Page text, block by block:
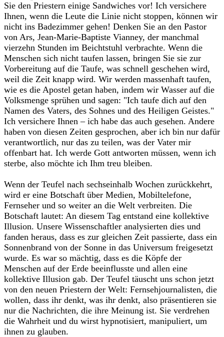
Sie den Priestern einige Sandwiches vor! Ich versichere
Ihnen, wenn die Leute die Linie nicht stoppen, können wir
nicht ins Badezimmer gehen! Denken Sie an den Pastor
von Ars, Jean-Marie-Baptiste Vianney, der manchmal
vierzehn Stunden im Beichtstuhl verbrachte. Wenn die
Menschen sich nicht taufen lassen, bringen Sie sie zur
Vorbereitung auf die Taufe, was schnell geschehen wird,
weil die Zeit knapp wird. Wir werden massenhaft taufen,
wie es die Apostel getan haben, indem wir Wasser auf die
Volksmenge sprühen und sagen: "Ich taufe dich auf den
Namen des Vaters, des Sohnes und des Heiligen Geistes."
Ich versichere Ihnen – ich habe das auch gesehen. Andere
haben von diesen Zeiten gesprochen, aber ich bin nur dafür
verantwortlich, nur das zu teilen, was der Vater mir
offenbart hat. Ich werde Gott antworten müssen, wenn ich
sterbe, also möchte ich Ihm treu bleiben.‎
‎Wenn der Teufel nach sechseinhalb Wochen zurückkehrt,
wird er eine Botschaft über Medien, Mobiltelefone,
Fernseher und so weiter an die Welt verbreiten. Die
Botschaft lautet: An diesem Tag entstand eine kollektive
Illusion. Unsere Wissenschaftler analysierten dies und
fanden heraus, dass es zur gleichen Zeit passierte, dass ein
Sonnenbrand von der Sonne in das Universum freigesetzt
wurde. Es war so mächtig, dass es die Köpfe der
Menschen auf der Erde beeinflusste und allen eine
kollektive Illusion gab. Der Teufel täuscht uns schon jetzt
von den neuen Priestern der Welt: Fernsehjournalisten, die
wollen, dass ihr denkt, was ihr denkt, also präsentieren sie
nur die Nachrichten, die ihre Meinung ist. Sie verdrehen
die Wahrheit und du wirst hypnotisiert, manipuliert, um
ihnen zu glauben.‎